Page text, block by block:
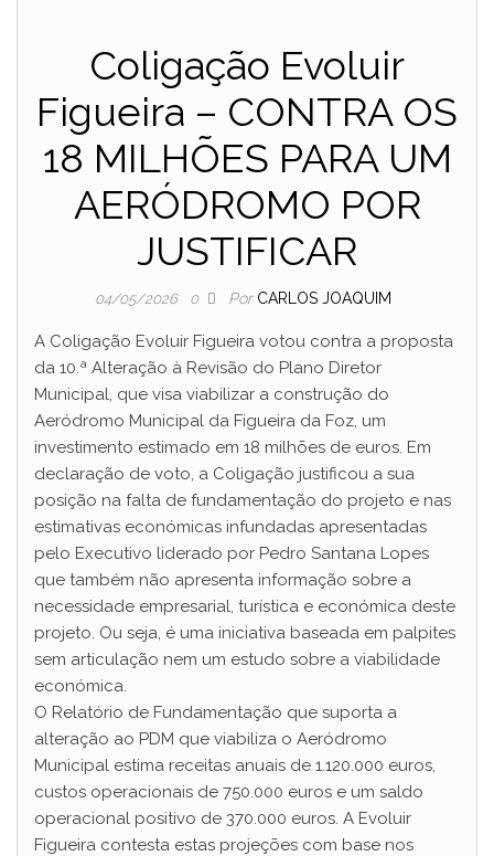
Coligação Evoluir
Figueira – CONTRA OS
18 MILHÕES PARA UM
AERÓDROMO POR
JUSTIFICAR
04/05/2026 0 Por CARLOS JOAQUIM
A Coligação Evoluir Figueira votou contra a proposta
da 10.ª Alteração à Revisão do Plano Diretor
Municipal, que visa viabilizar a construção do
Aeródromo Municipal da Figueira da Foz, um
investimento estimado em 18 milhões de euros. Em
declaração de voto, a Coligação justificou a sua
posição na falta de fundamentação do projeto e nas
estimativas económicas infundadas apresentadas
pelo Executivo liderado por Pedro Santana Lopes
que também não apresenta informação sobre a
necessidade empresarial, turística e económica deste
projeto. Ou seja, é uma iniciativa baseada em palpites
sem articulação nem um estudo sobre a viabilidade
económica.
O Relatório de Fundamentação que suporta a
alteração ao PDM que viabiliza o Aeródromo
Municipal estima receitas anuais de 1.120.000 euros,
custos operacionais de 750.000 euros e um saldo
operacional positivo de 370.000 euros. A Evoluir
Figueira contesta estas projeções com base nos